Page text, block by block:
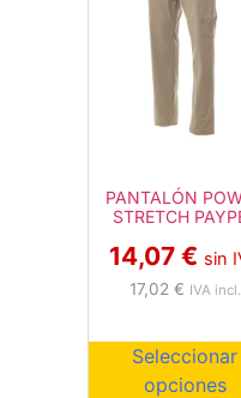
PANTALÓN
STRETCH
14,07€ sin
17,02 € IVA incl.
Seleccionar
opciones